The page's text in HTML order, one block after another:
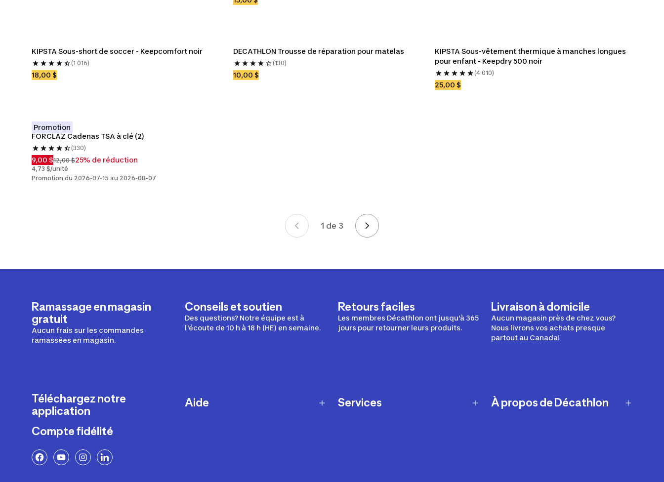
KIPSTA Sous-short de soccer - Keepcomfort noir
(1 016)
18,00 $
DECATHLON Trousse de réparation pour matelas
(130)
10,00 $
KIPSTA Sous-vêtement thermique à manches longues
pour enfant - Keepdry 500 noir
(4 010)
25,00 $
Promotion
FORCLAZ Cadenas TSA à clé (2)
(330)
9,00 $12,00 $25% de réduction
4,73 $/unité
Promotion du 2026-07-15 au 2026-08-07
1 de 3Page 1 de 3
Ramassage en magasin
gratuit
Aucun frais sur les commandes
ramassées en magasin.
Conseils et soutien
Des questions? Notre équipe est à
l'écoute de 10 h à 18 h (HE) en semaine.
Retours faciles
Les membres Décathlon ont jusqu'à 365
jours pour retourner leurs produits.
Livraison à domicile
Aucun magasin près de chez vous?
Nous livrons vos achats presque
partout au Canada!
Téléchargez notre
application
Compte fidélité
Aide Services À propos de Décathlon